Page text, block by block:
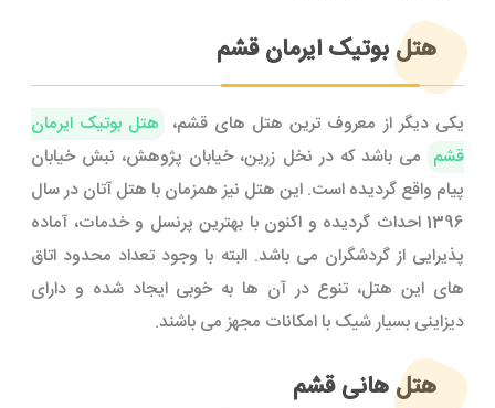
هتل بوتیک ایرمان قشم
یکی دیگر از معروف ترین هتل های قشم، هتل بوتیک ایرمان
قشم می باشد که در نخل زرین، خیابان پژوهش، نبش خیابان
پیام واقع گردیده است. این هتل نیز همزمان با هتل آتان در سال
1396 احداث گردیده و اکنون با بهترین پرنسل و خدمات، آماده
پذیرایی از گردشگران می باشد. البته با وجود تعداد محدود اتاق
های این هتل، تنوع در آن ها به خوبی ایجاد شده و دارای
دیزاینی بسیار شیک با امکانات مجهز می باشند.
هتل هانی قشم